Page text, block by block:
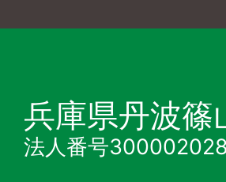
兵庫県丹波篠
法人番号